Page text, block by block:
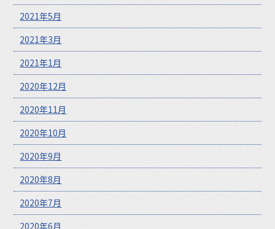
2021年5月
2021年3月
2021年1月
2020年12月
2020年11月
2020年10月
2020年9月
2020年8月
2020年7月
2020年6月